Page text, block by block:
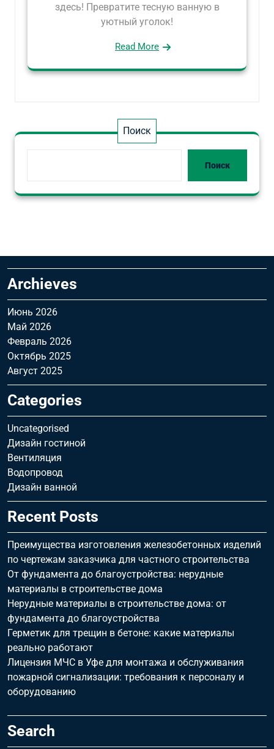
здесь! Превратите тесную ванную в
уютный уголок!
Read More
Поиск
Поиск
Archieves
Июнь 2026
Май 2026
Февраль 2026
Октябрь 2025
Август 2025
Categories
Uncategorised
Дизайн гостиной
Вентиляция
Водопровод
Дизайн ванной
Recent Posts
Преимущества изготовления железобетонных изделий
по чертежам заказчика для частного строительства
От фундамента до благоустройства: нерудные
материалы в строительстве дома
Нерудные материалы в строительстве дома: от
фундамента до благоустройства
Герметик для трещин в бетоне: какие материалы
реально работают
Лицензия МЧС в Уфе для монтажа и обслуживания
пожарной сигнализации: требования к персоналу и
оборудованию
Search